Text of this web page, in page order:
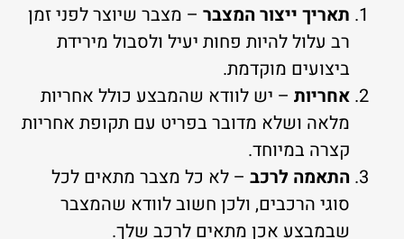
תאריך ייצור המצבר – מצבר שיוצר לפני זמן
רב עלול להיות פחות יעיל ולסבול מירידת
ביצועים מוקדמת.
אחריות – יש לוודא שהמבצע כולל אחריות
מלאה ושלא מדובר בפריט עם תקופת אחריות
קצרה במיוחד.
התאמה לרכב – לא כל מצבר מתאים לכל
סוגי הרכבים, ולכן חשוב לוודא שהמצבר
שבמבצע אכן מתאים לרכב שלך.